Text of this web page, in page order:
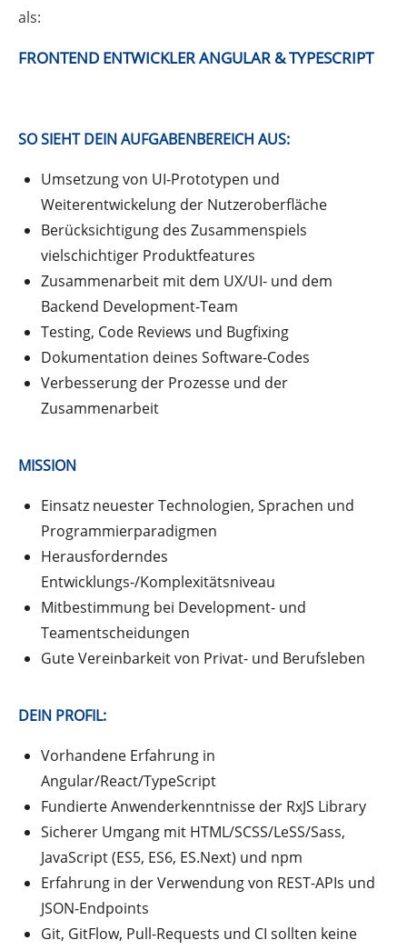
als:
FRONTEND ENTWICKLER ANGULAR & TYPESCRIPT
SO SIEHT DEIN AUFGABENBEREICH AUS:
Umsetzung von UI-Prototypen und
Weiterentwickelung der Nutzeroberfläche
Berücksichtigung des Zusammenspiels
vielschichtiger Produktfeatures
Zusammenarbeit mit dem UX/UI- und dem
Backend Development-Team
Testing, Code Reviews und Bugfixing
Dokumentation deines Software-Codes
Verbesserung der Prozesse und der
Zusammenarbeit
MISSION
Einsatz neuester Technologien, Sprachen und
Programmierparadigmen
Herausforderndes
Entwicklungs-/Komplexitätsniveau
Mitbestimmung bei Development- und
Teamentscheidungen
Gute Vereinbarkeit von Privat- und Berufsleben
DEIN PROFIL:
Vorhandene Erfahrung in
Angular/React/TypeScript
Fundierte Anwenderkenntnisse der RxJS Library
Sicherer Umgang mit HTML/SCSS/LeSS/Sass,
JavaScript (ES5, ES6, ES.Next) und npm
Erfahrung in der Verwendung von REST-APIs und
JSON-Endpoints
Git, GitFlow, Pull-Requests und CI sollten keine